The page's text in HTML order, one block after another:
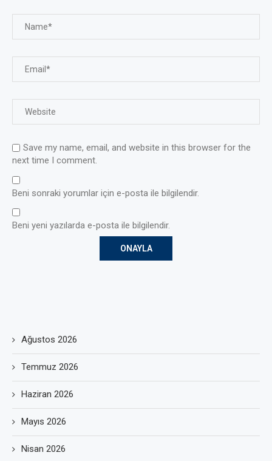
Save my name, email, and website in this browser for the
next time I comment.
Beni sonraki yorumlar için e-posta ile bilgilendir.
Beni yeni yazılarda e-posta ile bilgilendir.
Ağustos 2026
Temmuz 2026
Haziran 2026
Mayıs 2026
Nisan 2026